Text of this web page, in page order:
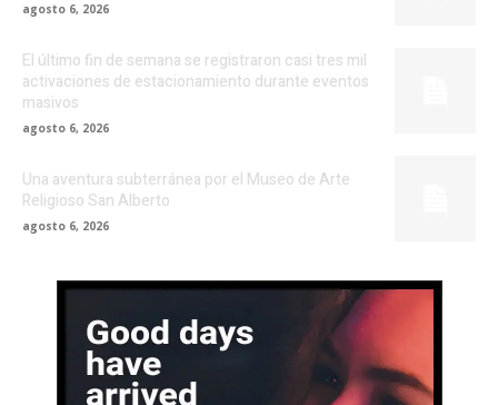
agosto 6, 2026
El último fin de semana se registraron casi tres mil
activaciones de estacionamiento durante eventos
masivos
agosto 6, 2026
Una aventura subterránea por el Museo de Arte
Religioso San Alberto
agosto 6, 2026